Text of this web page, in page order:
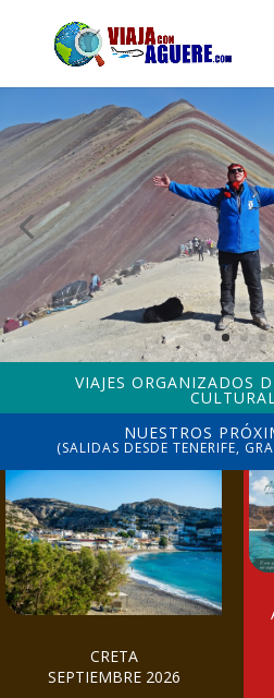
VIAJES ORGANIZADOS
NUESTROS
(SALIDAS DESDE TENERIFE,
CRETA
SEPTIEMBRE 2026